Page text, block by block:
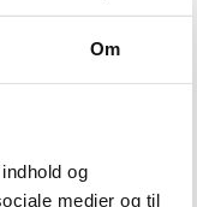
Om
og
medier og til